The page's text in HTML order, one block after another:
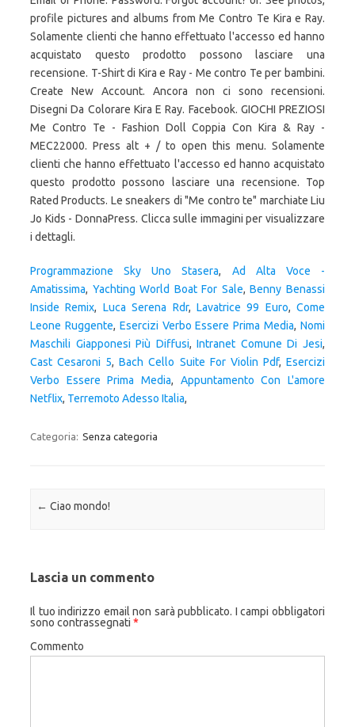
profile pictures and albums from Me Contro Te Kira e Ray.
Solamente clienti che hanno effettuato l'accesso ed hanno
acquistato questo prodotto possono lasciare una
recensione. T-Shirt di Kira e Ray - Me contro Te per bambini.
Create New Account. Ancora non ci sono recensioni.
Disegni Da Colorare Kira E Ray. Facebook. GIOCHI PREZIOSI
Me Contro Te - Fashion Doll Coppia Con Kira & Ray -
MEC22000. Press alt + / to open this menu. Solamente
clienti che hanno effettuato l'accesso ed hanno acquistato
questo prodotto possono lasciare una recensione. Top
Rated Products. Le sneakers di "Me contro te" marchiate Liu
Jo Kids - DonnaPress. Clicca sulle immagini per visualizzare
i dettagli.
Programmazione Sky Uno Stasera, Ad Alta Voce -
Amatissima, Yachting World Boat For Sale,Benny Benassi
Inside Remix, Luca Serena Rdr, Lavatrice 99 Euro, Come
Leone Ruggente, Esercizi Verbo Essere Prima Media,Nomi
Maschili Giapponesi Più Diffusi,Intranet Comune Di Jesi,
Cast Cesaroni 5,Bach Cello Suite For Violin Pdf,Esercizi
Verbo Essere Prima Media, Appuntamento Con L'amore
Netflix, Terremoto Adesso Italia,
Categoria: Senza categoria
Navigazione articolo
← Ciao mondo!
Lascia un commento
Il tuo indirizzo email non sarà pubblicato. I campi obbligatori
sono contrassegnati *
Commento